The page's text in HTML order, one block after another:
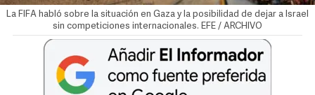
La FIFA habló sobre la situación en Gaza y la posibilidad de dejar a Israel
sin competiciones internacionales. EFE / ARCHIVO